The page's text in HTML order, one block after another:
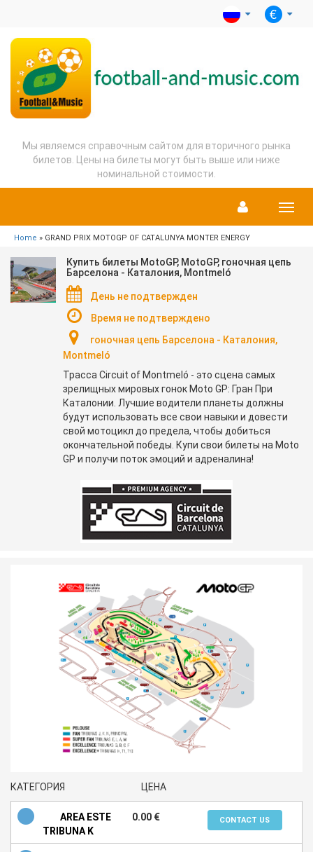
Мы являемся справочным сайтом для вторичного рынка
билетов. Цены на билеты могут быть выше или ниже
номинальной стоимости.
Menu
Home » GRAND PRIX MOTOGP OF CATALUNYA MONTER ENERGY
Купить билеты MotoGP, MotoGP, гоночная цепь
Барселона - Каталония, Montmeló
День не подтвержден
Время не подтверждено
гоночная цепь Барселона - Каталония,
Montmeló
Трасса Circuit of Montmeló - это сцена самых
зрелищных мировых гонок Moto GP: Гран При
Каталонии. Лучшие водители планеты должны
будут использовать все свои навыки и довести
свой мотоцикл до предела, чтобы добиться
окончательной победы. Купи свои билеты на Moto
GP и получи поток эмоций и адреналина!
КАТЕГОРИЯ ЦЕНА
AREA ESTE
TRIBUNA K
0.00 € CONTACT US